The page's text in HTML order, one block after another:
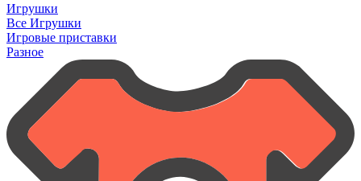
Игрушки
Все Игрушки
Игровые приставки
Разное